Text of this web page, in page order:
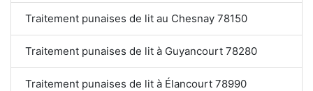
Traitement punaises de lit au Chesnay 78150
Traitement punaises de lit à Guyancourt 78280
Traitement punaises de lit à Élancourt 78990